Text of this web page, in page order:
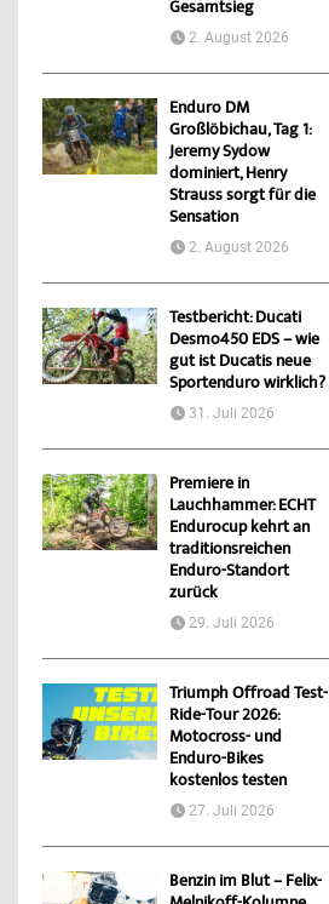
Gesamtsieg
2. August 2026
Enduro DM
Großlöbichau, Tag 1:
Jeremy Sydow
dominiert, Henry
Strauss sorgt für die
Sensation
2. August 2026
Testbericht: Ducati
Desmo450 EDS – wie
gut ist Ducatis neue
Sportenduro wirklich?
31. Juli 2026
Premiere in
Lauchhammer: ECHT
Endurocup kehrt an
traditionsreichen
Enduro-Standort
zurück
29. Juli 2026
Triumph Offroad Test-
Ride-Tour 2026:
Motocross- und
Enduro-Bikes
kostenlos testen
27. Juli 2026
Benzin im Blut – Felix-